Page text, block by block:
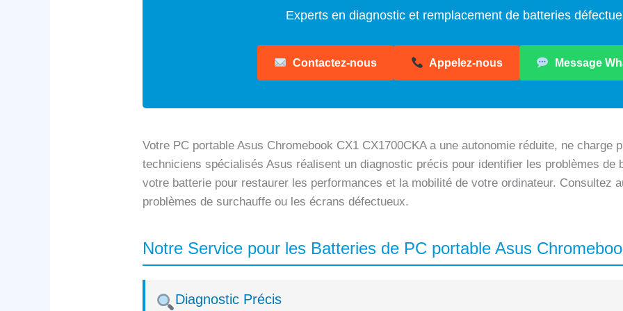
Experts en diagnostic et remplacement de batteries
Contactez-nous Appelez-nous Message
Votre PC portable Asus Chromebook CX1 CX1700CKA a une autonomie réduite, ne charge
techniciens spécialisés Asus réalisent un diagnostic précis pour identifier les problèmes de
votre batterie pour restaurer les performances et la mobilité de votre ordinateur. Consultez
problèmes de surchauffe ou les écrans défectueux.
Notre Service pour les Batteries de PC portable Asus
Diagnostic Précis